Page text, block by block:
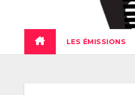
LES ÉMISSIONS